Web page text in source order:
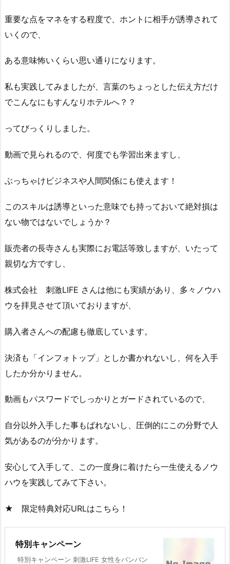
重要な点をマネをする程度で、ホントに相手が誘導されて
いくので、
ある意味怖いくらい思い通りになります。
私も実践してみましたが、言葉のちょっとした伝え方だけ
でこんなにもすんなりホテルへ？？
ってびっくりしました。
動画で見られるので、何度でも学習出来ますし、
ぶっちゃけビジネスや人間関係にも使えます！
このスキルは誘導といった意味でも持っておいて絶対損は
ない物ではないでしょうか？
販売者の長寺さんも実際にお電話等致しますが、いたって
親切な方ですし、
株式会社 刺激LIFE さんは他にも実績があり、多々ノウハ
ウを拝見させて頂いておりますが、
購入者さんへの配慮も徹底しています。
決済も「インフォトップ」としか書かれないし、何を入手
したか分かりません。
動画もパスワードでしっかりとガードされているので、
自分以外入手した事もばれないし、圧倒的にこの分野で人
気があるのが分かります。
安心して入手して、この一度身に着けたら一生使えるノウ
ハウを実践してみて下さい。
★ 限定特典対応URLはこちら！
特別キャンペーン
特別キャンペーン 刺激LIFE 女性をバンバン